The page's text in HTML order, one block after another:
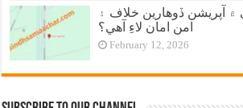
ڏوهارين خلاف ۽
امن امان لاءِ آهي؟
February 12, 2026